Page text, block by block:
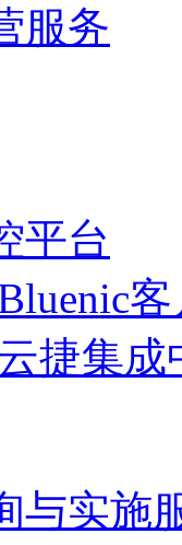
服务
平台
捷集成
与实施